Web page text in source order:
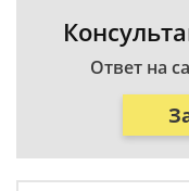
Ответ на